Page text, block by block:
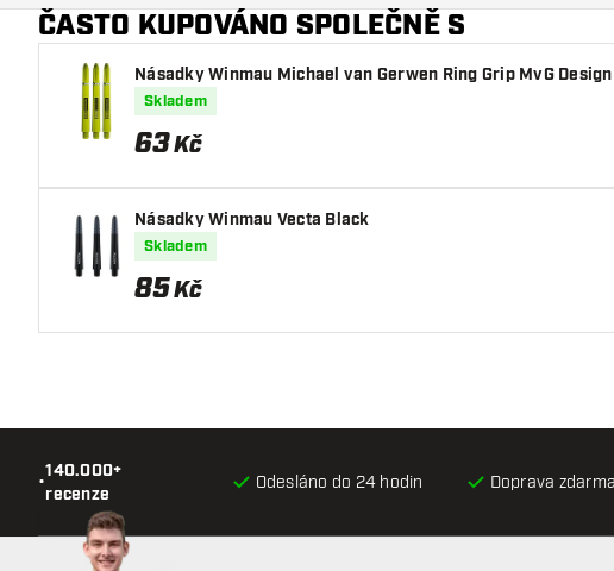
ČASTO KUPOVÁNO SPOLEČNĚ S
Násadky Winmau Michael van Gerwen Ring Grip MvG Design
Skladem
63Kč
Násadky Winmau Vecta Black
Skladem
85Kč
•
140.000+
recenze
Odesláno do 24 hodin Doprava